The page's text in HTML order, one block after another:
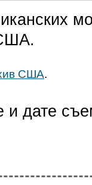
США.
дате